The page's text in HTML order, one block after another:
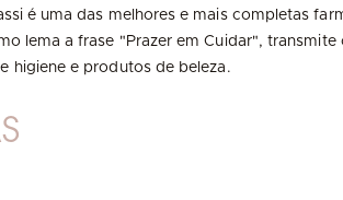
é uma das melhores e mais completas
lema a frase "Prazer em Cuidar",
higiene e produtos de beleza.